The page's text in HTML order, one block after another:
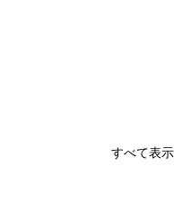
すべて表示